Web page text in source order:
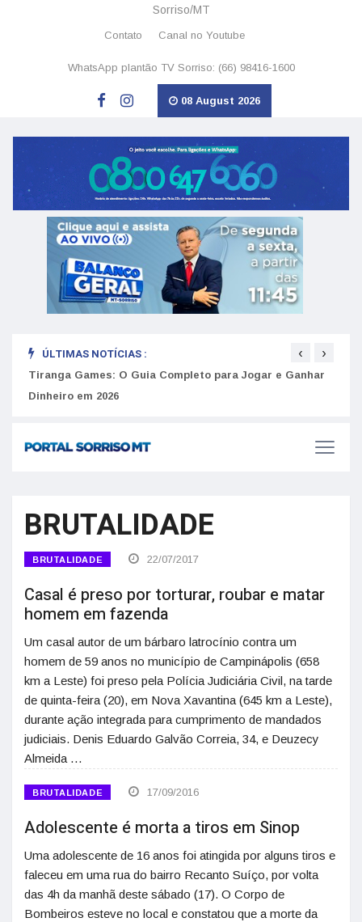
Sorriso/MT
Contato Canal no Youtube
WhatsApp plantão TV Sorriso: (66) 98416-1600
08 August 2026
ÚLTIMAS NOTÍCIAS :
Tiranga Games: O Guia Completo para Jogar e Ganhar
Dinheiro em 2026
‹ ›
BRUTALIDADE
BRUTALIDADE 22/07/2017
Casal é preso por torturar, roubar e matar
homem em fazenda
Um casal autor de um bárbaro latrocínio contra um
homem de 59 anos no município de Campinápolis (658
km a Leste) foi preso pela Polícia Judiciária Civil, na tarde
de quinta-feira (20), em Nova Xavantina (645 km a Leste),
durante ação integrada para cumprimento de mandados
judiciais. Denis Eduardo Galvão Correia, 34, e Deuzecy
Almeida …
BRUTALIDADE 17/09/2016
Adolescente é morta a tiros em Sinop
Uma adolescente de 16 anos foi atingida por alguns tiros e
faleceu em uma rua do bairro Recanto Suíço, por volta
das 4h da manhã deste sábado (17). O Corpo de
Bombeiros esteve no local e constatou que a morte da